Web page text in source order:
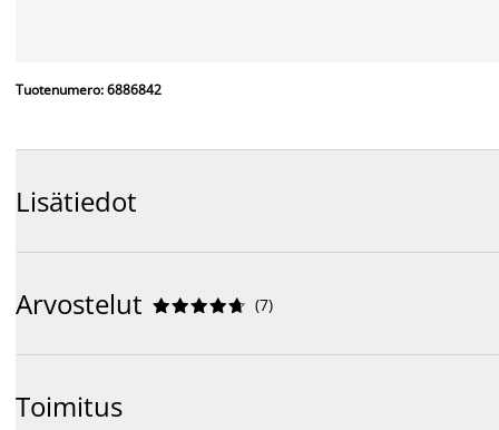
Tuotenumero: 6886842
Lisätiedot
Arvostelut 




 (7)
Toimitus